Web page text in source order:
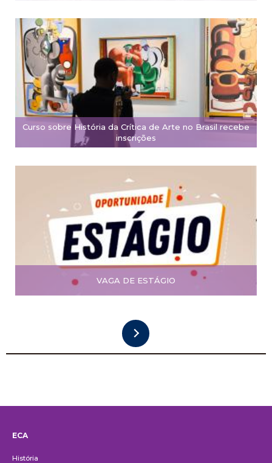
Curso sobre História da Crítica de Arte no Brasil recebe
inscrições
VAGA DE ESTÁGIO
ECA
História